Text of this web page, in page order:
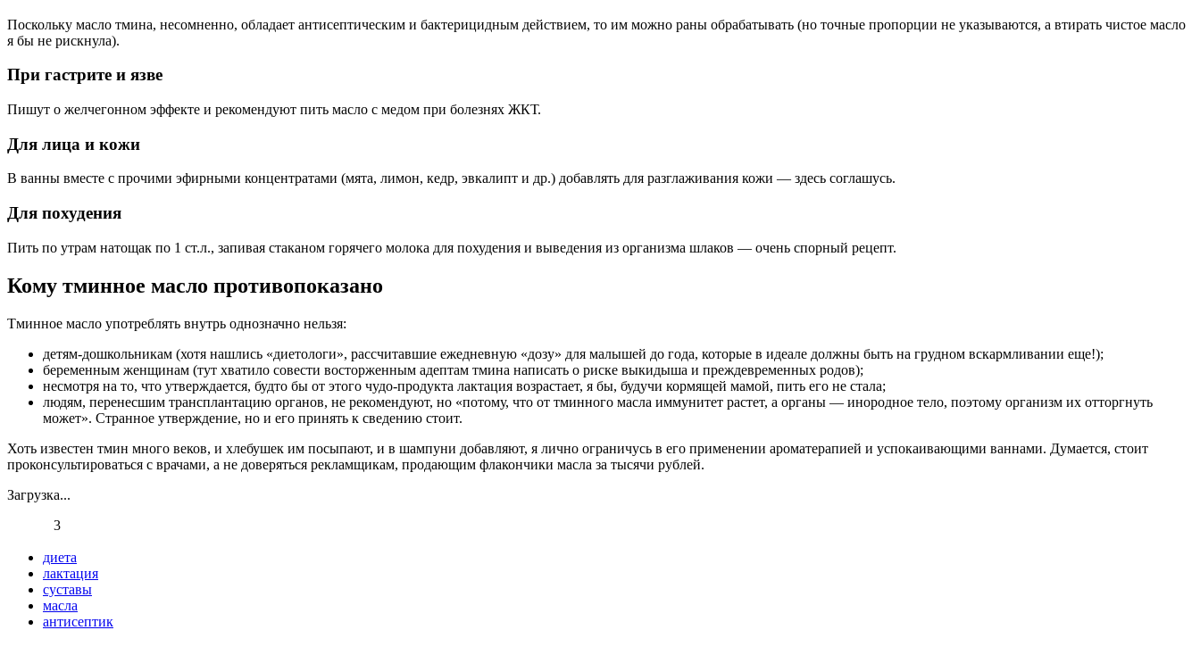
Поскольку масло тмина, несомненно, обладает антисептическим и бактерицидным действием, то им можно раны обрабатывать (но точные пропорции не указываются, а втирать чистое масло
я бы не рискнула).
При гастрите и язве
Пишут о желчегонном эффекте и рекомендуют пить масло с медом при болезнях ЖКТ.
Для лица и кожи
В ванны вместе с прочими эфирными концентратами (мята, лимон, кедр, эвкалипт и др.) добавлять для разглаживания кожи — здесь соглашусь.
Для похудения
Пить по утрам натощак по 1 ст.л., запивая стаканом горячего молока для похудения и выведения из организма шлаков — очень спорный рецепт.
Кому тминное масло противопоказано
Тминное масло употреблять внутрь однозначно нельзя:
детям-дошкольникам (хотя нашлись «диетологи», рассчитавшие ежедневную «дозу» для малышей до года, которые в идеале должны быть на грудном вскармливании еще!);
беременным женщинам (тут хватило совести восторженным адептам тмина написать о риске выкидыша и преждевременных родов);
несмотря на то, что утверждается, будто бы от этого чудо-продукта лактация возрастает, я бы, будучи кормящей мамой, пить его не стала;
людям, перенесшим трансплантацию органов, не рекомендуют, но «потому, что от тминного масла иммунитет растет, а органы — инородное тело, поэтому организм их отторгнуть
может». Странное утверждение, но и его принять к сведению стоит.
Хоть известен тмин много веков, и хлебушек им посыпают, и в шампуни добавляют, я лично ограничусь в его применении ароматерапией и успокаивающими ваннами. Думается, стоит
проконсультироваться с врачами, а не доверяться рекламщикам, продающим флакончики масла за тысячи рублей.
Загрузка...
3
диета
лактация
суставы
масла
антисептик